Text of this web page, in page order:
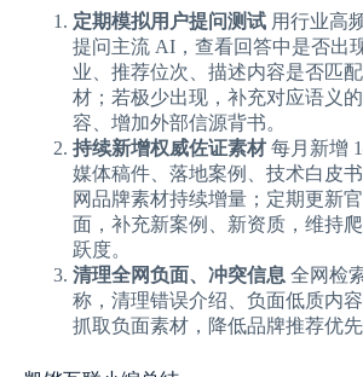
定期模拟用户提问测试 用行业高
提问主流 AI，查看回答中是否出
业、推荐位次、描述内容是否匹
材；若极少出现，补充对应语义
容、增加外部信源背书。
持续新增权威佐证素材每月新增
媒体稿件、落地案例、技术白皮
网品牌素材持续增量；定期更新
面，补充新案例、新资质，维持
跃度。
清理全网负面、冲突信息 全网检
称，清理错误介绍、负面低质内
抓取负面素材，降低品牌推荐优先